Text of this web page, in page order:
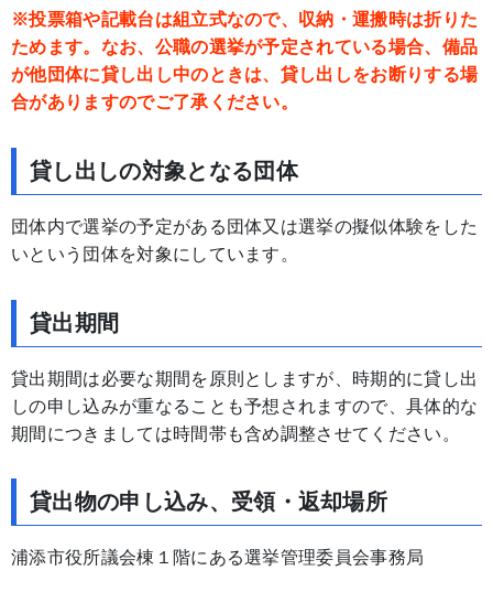
※投票箱や記載台は組立式なので、収納・運搬時は折りた
ためます。なお、公職の選挙が予定されている場合、備品
が他団体に貸し出し中のときは、貸し出しをお断りする場
合がありますのでご了承ください。
貸し出しの対象となる団体
団体内で選挙の予定がある団体又は選挙の擬似体験をした
いという団体を対象にしています。
貸出期間
貸出期間は必要な期間を原則としますが、時期的に貸し出
しの申し込みが重なることも予想されますので、具体的な
期間につきましては時間帯も含め調整させてください。
貸出物の申し込み、受領・返却場所
浦添市役所議会棟１階にある選挙管理委員会事務局